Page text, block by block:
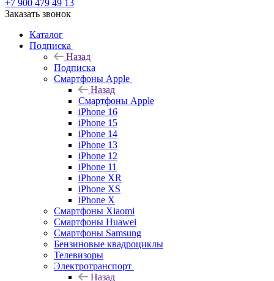
+7 900 479 49 13
Заказать звонок
Каталог
Подписка
Назад
Подписка
Смартфоны Apple
Назад
Смартфоны Apple
iPhone 16
iPhone 15
iPhone 14
iPhone 13
iPhone 12
iPhone 11
iPhone XR
iPhone XS
iPhone X
Смартфоны Xiaomi
Смартфоны Huawei
Смартфоны Samsung
Бензиновые квадроциклы
Телевизоры
Электротранспорт
Назад